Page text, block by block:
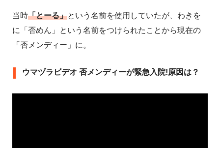
当時「とーる」という名前を使用していたが、わきを
に「否めん」という名前をつけられたことから現在の
「否メンディー」に。
ウマヅラビデオ 否メンディーが緊急入院!原因は？